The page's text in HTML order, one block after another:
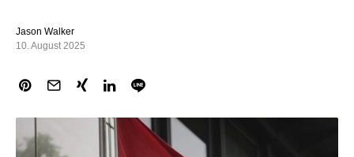
Jason Walker
10. August 2025